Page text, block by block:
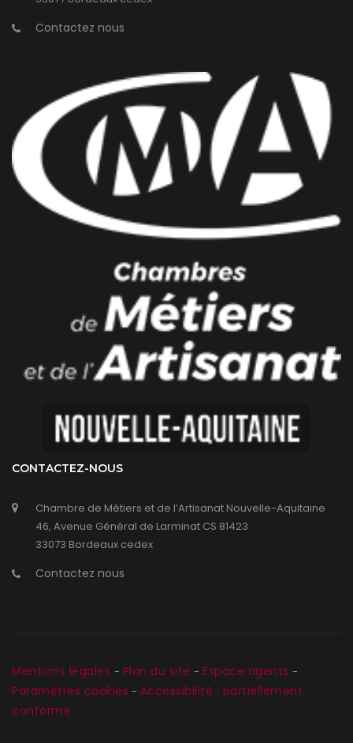
Contactez nous
CONTACTEZ-NOUS
Chambre de Métiers et de l’Artisanat Nouvelle-Aquitaine
46, Avenue Général de Larminat CS 81423
33073 Bordeaux cedex
Contactez nous
Mentions légales - Plan du site - Espace agents -
Paramètres cookies - Accessibilité : partiellement
conforme